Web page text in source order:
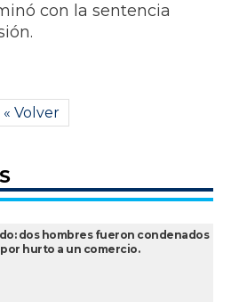
con la sentencia
« Volver
dos hombres fueron condenados
hurto a un comercio.